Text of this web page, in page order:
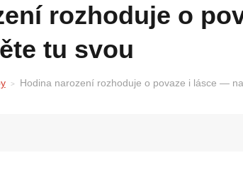
tu svou
Hodina narození rozhoduje o povaze i lásce —